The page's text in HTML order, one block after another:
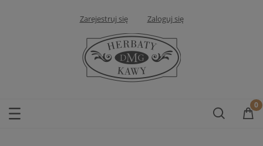
Zarejestruj się Zaloguj się